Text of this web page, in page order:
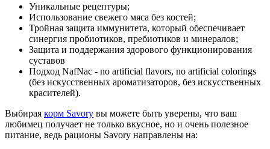
Уникальные рецептуры;
Использование свежего мяса без костей;
Тройная защита иммунитета, который обеспечивает
синергия пробиотиков, пребиотиков и минералов;
Защита и поддержания здорового функционирования
суставов
Подход NafNac - no artificial flavors, no artificial colorings
(без искусственных ароматизаторов, без искусственных
красителей).
Выбирая корм Savory вы можете быть уверены, что ваш
любимец получает не только вкусное, но и очень полезное
питание, ведь рационы Savory направлены на: